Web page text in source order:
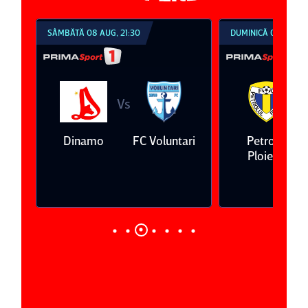
SÂMBĂTĂ 08 AUG, 21:30
Dinamo
Vs
FC Voluntari
DUMINICĂ 09 AUG,
Petrolul
Ploieşti